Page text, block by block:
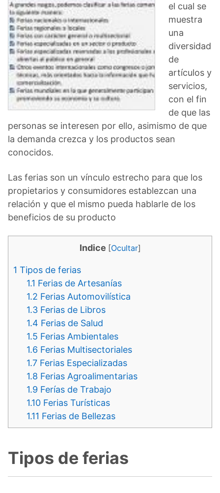
el cual se
muestra
una
diversidad
de
artículos y
servicios,
con el fin
de que las
personas se interesen por ello, asimismo de que
la demanda crezca y los productos sean
conocidos.
Las ferias son un vínculo estrecho para que los
propietarios y consumidores establezcan una
relación y que el mismo pueda hablarle de los
beneficios de su producto
Indice [Ocultar]
1 Tipos de ferias
1.1 Ferias de Artesanías
1.2 Ferias Automovilística
1.3 Ferias de Libros
1.4 Ferias de Salud
1.5 Ferias Ambientales
1.6 Ferias Multisectoriales
1.7 Ferias Especializadas
1.8 Ferias Agroalimentarias
1.9 Ferías de Trabajo
1.10 Ferias Turísticas
1.11 Ferias de Bellezas
Tipos de ferias